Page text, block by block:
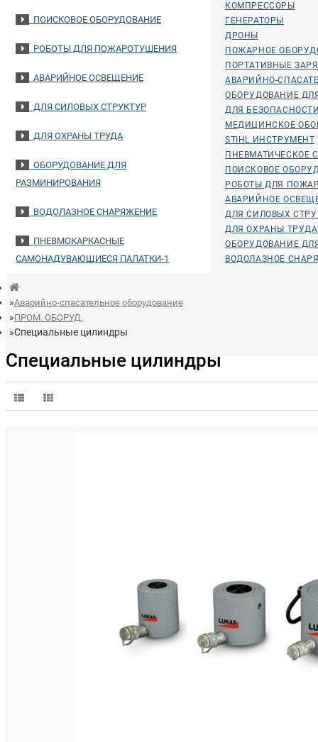
ПОИСКОВОЕ ОБОРУДОВАНИЕ
РОБОТЫ ДЛЯ ПОЖАРОТУШЕНИЯ
АВАРИЙНОЕ ОСВЕЩЕНИЕ
ДЛЯ СИЛОВЫХ СТРУКТУР
ДЛЯ ОХРАНЫ ТРУДА
ОБОРУДОВАНИЕ ДЛЯ
РАЗМИНИРОВАНИЯ
ВОДОЛАЗНОЕ СНАРЯЖЕНИЕ
ПНЕВМОКАРКАСНЫЕ
САМОНАДУВАЮЩИЕСЯ ПАЛАТКИ-1
Аварийно-спасательное оборудование
ПРОМ. ОБОРУД.
Специальные цилиндры
Специальные цилиндры
КОМПРЕССОРЫ
ГЕНЕРАТОРЫ
ДРОНЫ
ПОЖАРНОЕ
ПОРТАТИВНЫЕ
АВАРИЙНО-
ОБОРУДОВАНИЕ
ДЛЯ
МЕДИЦИНСКОЕ
STIHL ИНСТРУМЕНТ
ПНЕВМАТИЧЕСКОЕ
ПОИСКОВОЕ
РОБОТЫ ДЛЯ
АВАРИЙНОЕ
ДЛЯ СИЛОВЫХ
ДЛЯ ОХРАНЫ ТРУДА
ОБОРУДОВАНИЕ
ВОДОЛАЗНОЕ